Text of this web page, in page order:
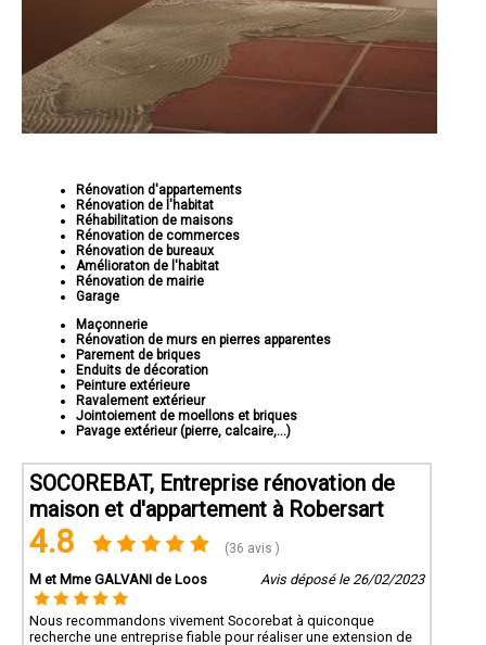
Rénovation d'appartements
Rénovation de l'habitat
Réhabilitation de maisons
Rénovation de commerces
Rénovation de bureaux
Amélioraton de l'habitat
Rénovation de mairie
Garage
Maçonnerie
Rénovation de murs en pierres apparentes
Parement de briques
Enduits de décoration
Peinture extérieure
Ravalement extérieur
Jointoiement de moellons et briques
Pavage extérieur (pierre, calcaire,...)
SOCOREBAT, Entreprise rénovation de
maison et d'appartement à Robersart
4.8 (36 avis )
M et Mme GALVANI de Loos Avis déposé le 26/02/2023
Nous recommandons vivement Socorebat à quiconque
recherche une entreprise fiable pour réaliser une extension de